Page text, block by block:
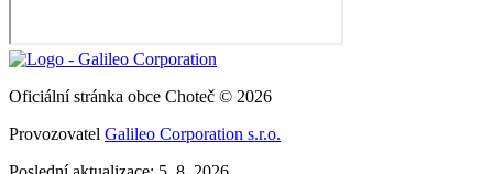
Oficiální stránka obce Choteč © 2026
Provozovatel Galileo Corporation s.r.o.